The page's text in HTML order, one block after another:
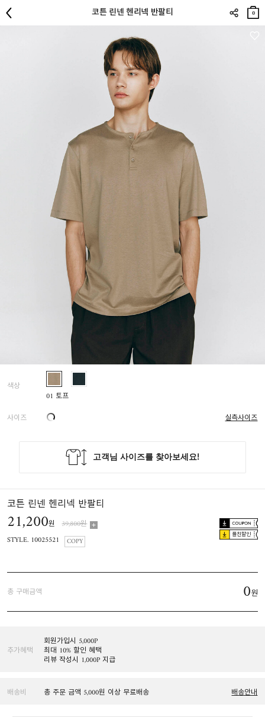
코튼 린넨 헨리넥 반팔티
장바
구니
0
색상
01 토프
사이즈
실측사이즈
코튼 린넨 헨리넥 반팔티
21,200원 39,800원
플친할인
STYLE. 10025521 COPY
총 구매금액 0원
추가혜택
회원가입시 5,000P
최대 10% 할인 혜택
리뷰 작성시 1,000P 지급
배송비 총 주문 금액 5,000원 이상 무료배송 배송안내